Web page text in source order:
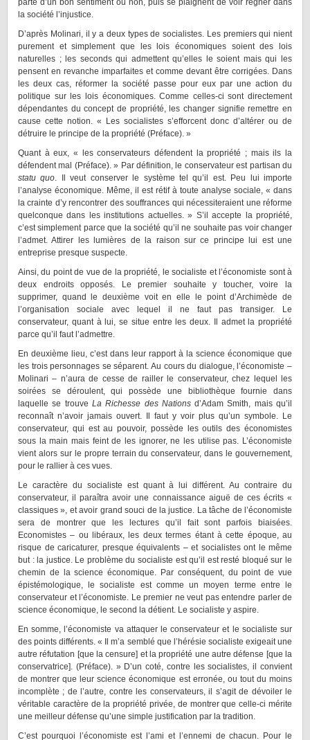
parte d’un bon sentiment ou non, puis se plaignent de voir régner dans
la société l’injustice.
D’après Molinari, il y a deux types de socialistes. Les premiers qui nient
purement et simplement que les lois économiques soient des lois
naturelles ; les seconds qui admettent qu’elles le soient mais qui les
pensent en revanche imparfaites et comme devant être corrigées. Dans
les deux cas, réformer la société passe pour eux par une action du
politique sur les lois économiques. Comme celles-ci sont directement
dépendantes du concept de propriété, les changer signifie remettre en
cause cette notion. « Les socialistes s’efforcent donc d’altérer ou de
détruire le principe de la propriété (Préface). »
Quant à eux, « les conservateurs défendent la propriété ; mais ils la
défendent mal (Préface). » Par définition, le conservateur est partisan du
statu quo. Il veut conserver le système tel qu’il est. Peu lui importe
l’analyse économique. Même, il est rétif à toute analyse sociale, « dans
la crainte d’y rencontrer des souffrances qui nécessiteraient une réforme
quelconque dans les institutions actuelles. » S’il accepte la propriété,
c’est simplement parce que la société qu’il ne souhaite pas voir changer
l’admet. Attirer les lumières de la raison sur ce principe lui est une
entreprise presque suspecte.
Ainsi, du point de vue de la propriété, le socialiste et l’économiste sont à
deux endroits opposés. Le premier souhaite y toucher, voire la
supprimer, quand le deuxième voit en elle le point d’Archimède de
l’organisation sociale avec lequel il ne faut pas transiger. Le
conservateur, quant à lui, se situe entre les deux. Il admet la propriété
parce qu’il faut l’admettre.
En deuxième lieu, c’est dans leur rapport à la science économique que
les trois personnages se séparent. Au cours du dialogue, l’économiste –
Molinari – n’aura de cesse de railler le conservateur, chez lequel les
soirées se déroulent, qui possède une bibliothèque fournie dans
laquelle se trouve La Richesse des Nationsd’Adam Smith, mais qu’il
reconnaît n’avoir jamais ouvert. Il faut y voir plus qu’un symbole. Le
conservateur, qui est au pouvoir, possède les outils des économistes
sous la main mais feint de les ignorer, ne les utilise pas. L’économiste
vient alors sur le propre terrain du conservateur, dans le gouvernement,
pour le rallier à ces vues.
Le caractère du socialiste est quant à lui différent. Au contraire du
conservateur, il paraîtra avoir une connaissance aiguë de ces écrits «
classiques », et avoir grand souci de la justice. La tâche de l’économiste
sera de montrer que les lectures qu’il fait sont parfois biaisées.
Economistes – ou libéraux, les deux termes étant à cette époque, au
risque de caricaturer, presque équivalents – et socialistes ont le même
but : la justice. Le problème du socialiste est qu’il est resté bloqué sur le
chemin de la science économique. Par conséquent, du point de vue
épistémologique, le socialiste est comme un moyen terme entre le
conservateur et l’économiste. Le premier ne veut pas entendre parler de
science économique, le second la détient. Le socialiste y aspire.
En somme, l’économiste va attaquer le conservateur et le socialiste sur
des points différents. « Il m’a semblé que l’hérésie socialiste exigeait une
autre réfutation [que la censure] et la propriété une autre défense [que la
conservatrice]. (Préface). » D’un coté, contre les socialistes, il convient
de montrer que leur science économique est erronée, ou tout du moins
incomplète ; de l’autre, contre les conservateurs, il s’agit de dévoiler le
véritable caractère de la propriété privée, de montrer que celle-ci mérite
une meilleur défense qu’une simple justification par la tradition.
C’est pourquoi l’économiste est l’ami et l’ennemi de chacun. Pour le